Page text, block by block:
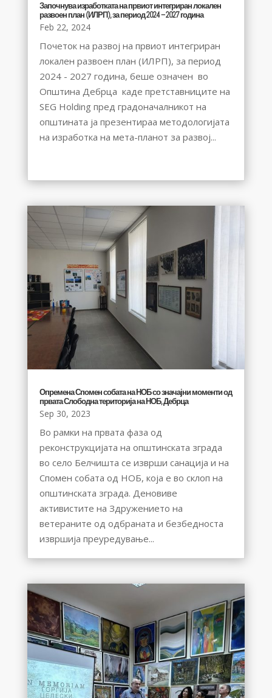
Започнува изработката на првиот интегриран локален
развоен план (ИЛРП), за период 2024 – 2027 година
Feb 22, 2024
Почеток на развој на првиот интегриран
локален развоен план (ИЛРП), за период
2024 - 2027 година, беше означен во
Општина Дебрца каде претставниците на
SEG Holding пред градоначалникот на
општината ја презентираа методологијата
на изработка на мета-планот за развој...
Опремена Спомен собата на НОБ со значајни моменти од
првата Слободна територија на НОБ, Дебрца
Sep 30, 2023
Во рамки на првата фаза од
реконструкцијата на општинската зграда
во село Белчишта се изврши санација и на
Спомен собата од НОБ, која е во склоп на
општинската зграда. Деновиве
активистите на Здружението на
ветераните од одбраната и безбедноста
извршија преуредување...